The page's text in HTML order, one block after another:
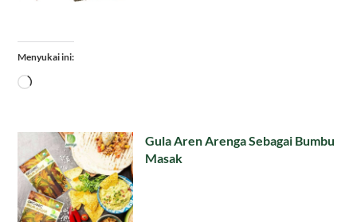
Menyukai ini:
Memuat...
Gula Aren Arenga Sebagai Bumbu
Masak